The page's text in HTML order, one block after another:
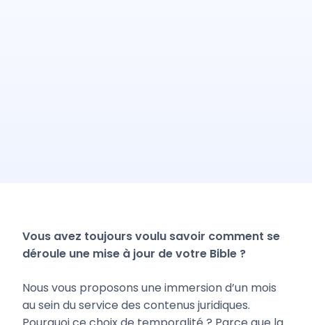
Vous avez toujours voulu savoir comment se
déroule une mise à jour de votre Bible ?
Nous vous proposons une immersion d’un mois
au sein du service des contenus juridiques.